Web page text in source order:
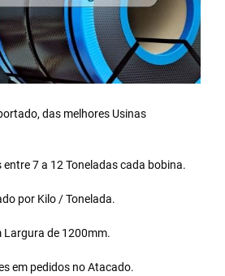
das melhores Usinas
7 a 12 Toneladas cada bobina.
por Kilo / Tonelada.
Largura de 1200mm.
em pedidos no Atacado.